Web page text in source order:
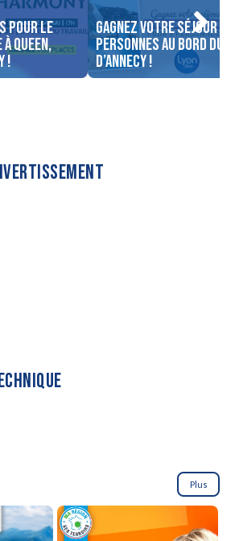
pour le
Queen,
!
Gagnez votre séjour
personnes au bord du
d’Annecy !
Plus